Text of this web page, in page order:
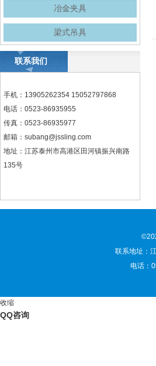
冶金夹具
梁式吊具
联系我们
手机：13905262354 15052797868
电话：0523-86935955
传真：0523-86935977
邮箱： subang@jssling.com
地址：江苏泰州市高港区田河镇振兴南路
135号
联系地址：
电话：
收缩
QQ咨询